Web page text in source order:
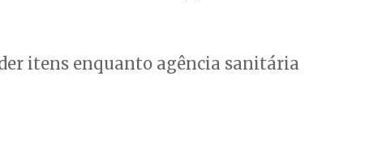
itens enquanto agência sanitária